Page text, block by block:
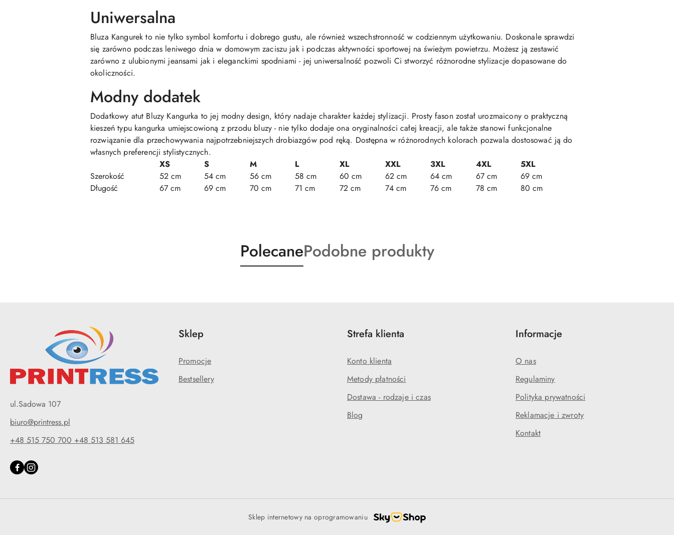
Uniwersalna
Bluza Kangurek to nie tylko symbol komfortu i dobrego gustu, ale również wszechstronność w codziennym użytkowaniu. Doskonale sprawdzi
się zarówno podczas leniwego dnia w domowym zaciszu jak i podczas aktywności sportowej na świeżym powietrzu. Możesz ją zestawić
zarówno z ulubionymi jeansami jak i eleganckimi spodniami - jej uniwersalność pozwoli Ci stworzyć różnorodne stylizacje dopasowane do
okoliczności.
Modny dodatek
Dodatkowy atut Bluzy Kangurka to jej modny design, który nadaje charakter każdej stylizacji. Prosty fason został urozmaicony o praktyczną
kieszeń typu kangurka umiejscowioną z przodu bluzy - nie tylko dodaje ona oryginalności całej kreacji, ale także stanowi funkcjonalne
rozwiązanie dla przechowywania najpotrzebniejszych drobiazgów pod ręką. Dostępna w różnorodnych kolorach pozwala dostosować ją do
własnych preferencji stylistycznych.
XS
S M L XL XXL 3XL 4XL
5XL
Szerokość
52 cm 54 cm 56 cm 58 cm 60 cm 62 cm 64 cm 67 cm
69 cm
Długość
67 cm 69 cm 70 cm 71 cm 72 cm 74 cm 76 cm 78 cm 80 cm
Produkty
o
PolecaneProdukty
o
Podobne produkty
ul.Sadowa 107
biuro@printress.pl
+48 515 750 700 +48 513 581 645
Sklep
Promocje
Bestsellery
Strefa klienta
Konto klienta
Metody płatności
Dostawa - rodzaje i czas
Blog
Informacje
O nas
Regulaminy
Polityka prywatności
Reklamacje i zwroty
Kontakt
Sklep internetowy na oprogramowaniu